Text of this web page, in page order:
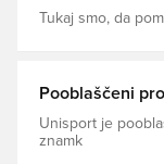
notranjosti čevlja To je čevelj s FG čepi, namenjen
Tukaj smo, da
Pooblaščeni
Unisport je
znamk